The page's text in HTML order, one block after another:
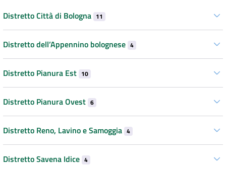
Distretto Città di Bologna 11
Distretto dell’Appennino bolognese 4
Distretto Pianura Est 10
Distretto Pianura Ovest 6
Distretto Reno, Lavino e Samoggia 4
Distretto Savena Idice 4